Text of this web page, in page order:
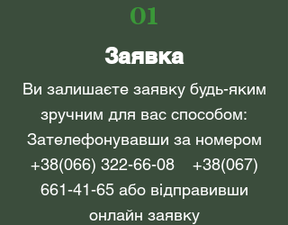
01
Заявка
Ви залишаєте заявку будь-яким
зручним для вас способом:
Зателефонувавши за номером
+38(066) 322-66-08
+38(067)
661-41-65або відправивши
онлайн заявку